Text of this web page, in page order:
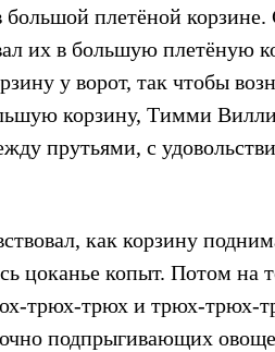
плетёной корзине.
их в большую плетёную
у ворот, так чтобы
корзину, Тимми
прутьями, с
как корзину
цоканье копыт. Потом на
трюх-трюх и трюх-трюх-
подпрыгивающих